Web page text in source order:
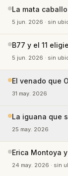
La mata
5 jun. 2026 · sin
B77 y el 11
5 jun. 2026 · sin
El venado que
31 may. 2026
La iguana que
25 may. 2026
Erica Montoya
24 may. 2026 · sin